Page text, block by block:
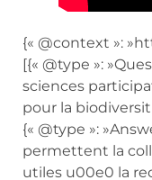
{« @context »:
[{« @type »:
sciences
pour la
{« @type »:
permettent la
utiles u00e0 la